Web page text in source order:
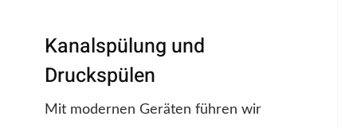
Kanalspülung und
Druckspülen
Mit modernen Geräten führen wir